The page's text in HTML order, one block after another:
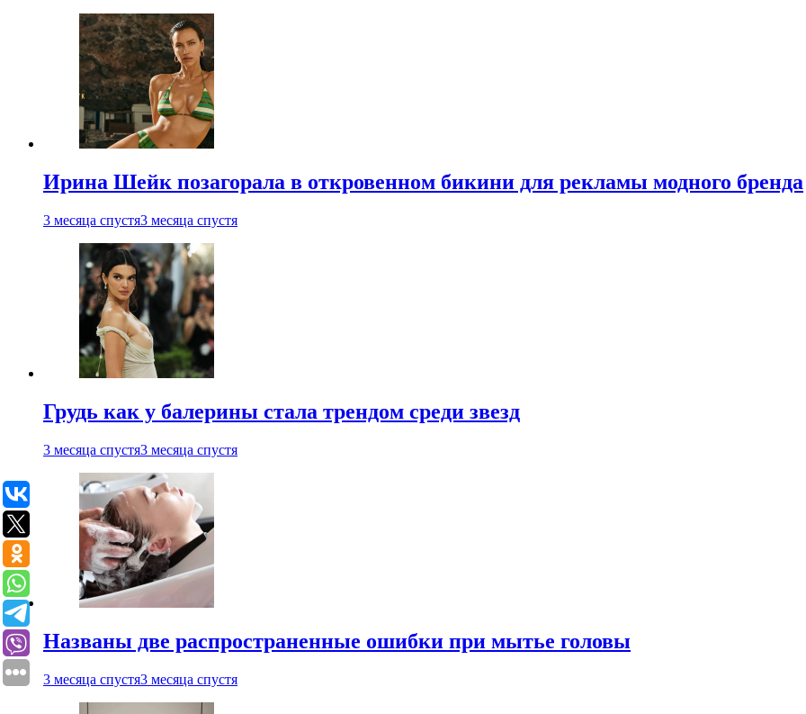
Ирина Шейк позагорала в откровенном бикини для рекламы модного бренда
3 месяца спустя3 месяца спустя
Грудь как у балерины стала трендом среди звезд
3 месяца спустя3 месяца спустя
Названы две распространенные ошибки при мытье головы
3 месяца спустя3 месяца спустя